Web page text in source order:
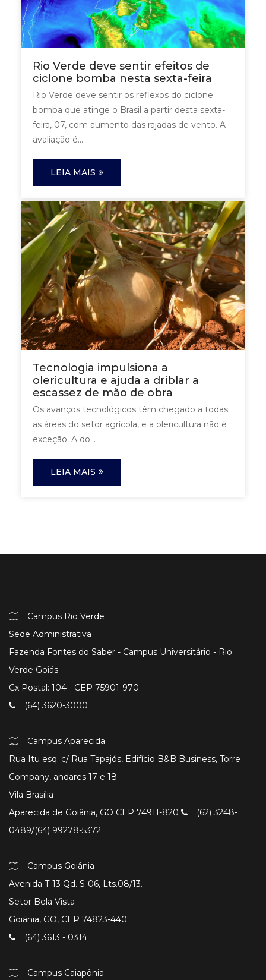
Rio Verde deve sentir efeitos de
ciclone bomba nesta sexta-feira
Rio Verde deve sentir os reflexos do ciclone
bomba que atinge o Brasil a partir desta sexta-
feira, 07, com aumento das rajadas de vento. A
avaliação é...
LEIA MAIS
Tecnologia impulsiona a
olericultura e ajuda a driblar a
escassez de mão de obra
Os avanços tecnológicos têm chegado a todas
as áreas do setor agrícola, e a olericultura não é
exceção. A do...
LEIA MAIS
Campus Rio Verde
Sede Administrativa
Fazenda Fontes do Saber - Campus Universitário - Rio
Verde Goiás
Cx Postal: 104 - CEP 75901-970
(64) 3620-3000
Campus Aparecida
Rua Itu esq. c/ Rua Tapajós, Edifício B&B Business, Torre
Company, andares 17 e 18
Vila Brasília
Aparecida de Goiânia, GO CEP 74911-820
(62) 3248-
0489/(64) 99278-5372
Campus Goiânia
Avenida T-13 Qd. S-06, Lts.08/13.
Setor Bela Vista
Goiânia, GO, CEP 74823-440
(64) 3613 - 0314
Campus Caiapônia